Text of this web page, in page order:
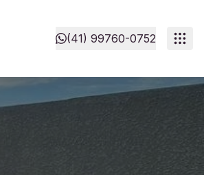
(41) 99760-0752